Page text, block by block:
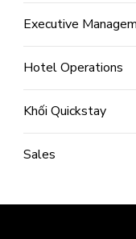
Executive
Hotel Operations
Khối Quickstay
Sales